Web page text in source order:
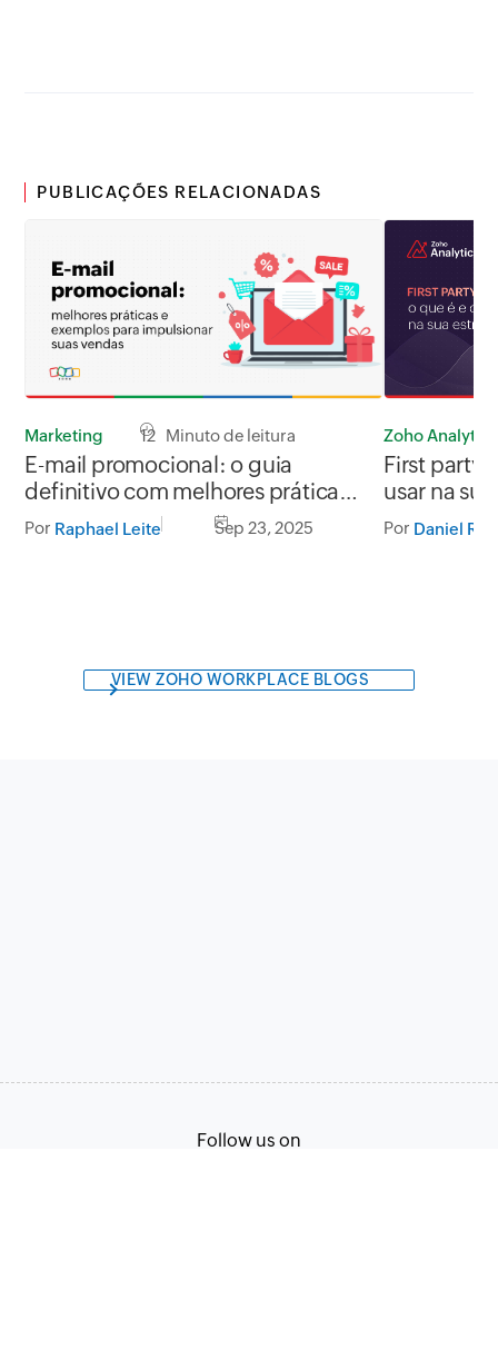
PUBLICAÇÕES RELACIONADAS
Marketing 12 Minuto de leitura
E-mail promocional: o guia
definitivo com melhores práticas e
exemplos para impulsionar suas
vendas
Por Raphael Leite Sep 23, 2025
Zoho Analytics
First party
usar na
Por Daniel
VIEW ZOHO WORKPLACE BLOGS
Follow us on